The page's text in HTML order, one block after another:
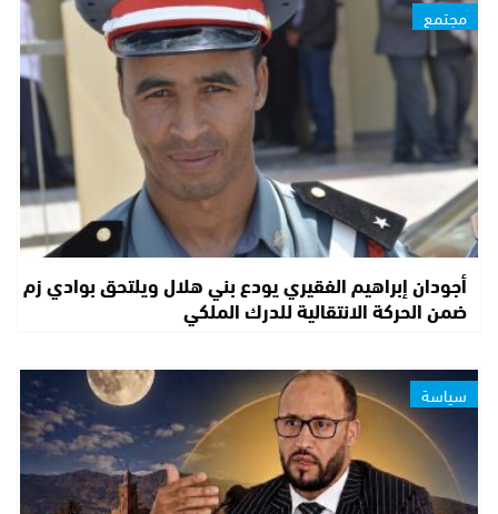
مجتمع
أجودان إبراهيم الفقيري يودع بني هلال ويلتحق بوادي زم
ضمن الحركة الانتقالية للدرك الملكي
سياسة